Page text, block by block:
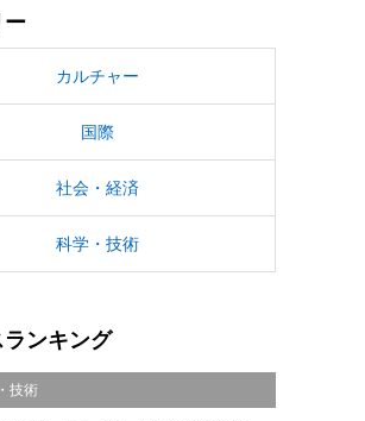
ー
カルチャー
国際
社会・経済
科学・技術
ンキング
技術